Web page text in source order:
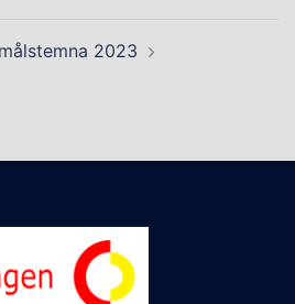
2023